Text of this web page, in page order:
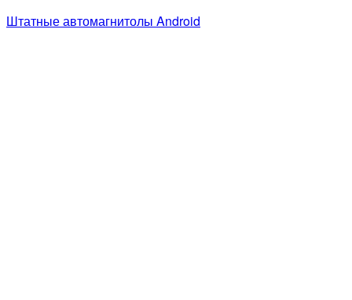
Штатные автомагнитолы Android